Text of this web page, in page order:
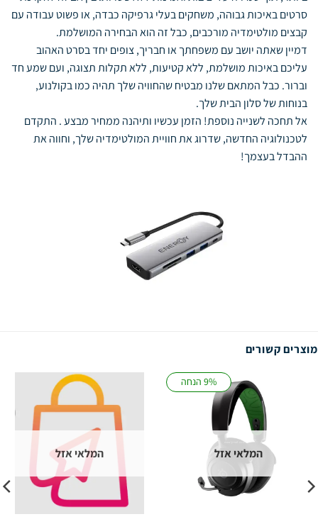
סרטים באיכות גבוהה, משחקים בעלי גרפיקה כבדה, או פשוט עבודה עם
קבצים מולטימדיה מורכבים, כבל זה הוא הבחירה המושלמת.
דמיין שאתה יושב עם משפחתך או חבריך, צופים יחד בסרט האהוב
עליכם באיכות מושלמת, ללא קטיעות, ללא תקלות תצוגה, ועם שמע חד
וברור. כבל המתאם שלנו מבטיח שהחוויה שלך תהיה כמו בקולנוע,
בנוחות של סלון הבית שלך.
אל תחכה לשנייה נוספת! הזמן עכשיו ותיהנה ממחיר מבצע . התקדם
לטכנולוגיה החדשה, שדרוג את חוויית המולטימדיה שלך, וחווה את
ההבדל בעצמך!
מוצרים קשורים
9% הנחה
המלאי אזל המלאי אזל